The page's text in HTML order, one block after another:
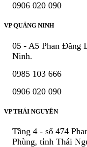
0906 020 090
VP QUẢNG NINH
05 - A5 Phan Đăng
Ninh.
0985 103 666
0906 020 090
VP THÁI NGUYÊN
Tầng 4 - số 474
Phùng, tỉnh Thái